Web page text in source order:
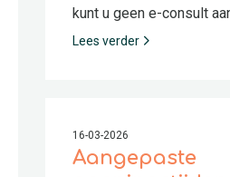
kunt u geen e-consult
Lees verder
16-03-2026
Aangepaste